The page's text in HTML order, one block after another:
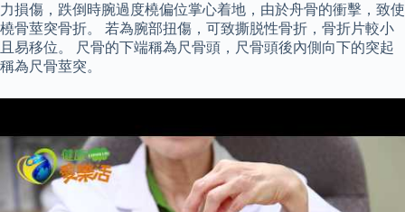
力損傷，跌倒時腕過度橈偏位掌心着地，由於舟骨的衝擊，致使
橈骨莖突骨折。 若為腕部扭傷，可致撕脱性骨折，骨折片較小
且易移位。 尺骨的下端稱為尺骨頭，尺骨頭後內側向下的突起
稱為尺骨莖突。